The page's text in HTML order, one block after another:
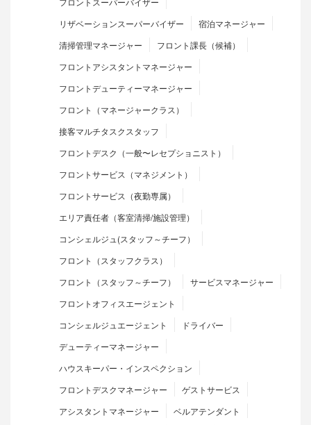
リザベーションスーパーバイザー
宿泊マネージャー
清掃管理マネージャー
フロント課長（候補）
フロントアシスタントマネージャー
フロントデューティーマネージャー
フロント（マネージャークラス）
接客マルチタスクスタッフ
フロントデスク（一般〜レセプショニスト）
フロントサービス（マネジメント）
フロントサービス（夜勤専属）
エリア責任者（客室清掃/施設管理）
コンシェルジュ(スタッフ～チーフ）
フロント（スタッフクラス）
フロント（スタッフ～チーフ）
サービスマネージャー
フロントオフィスエージェント
コンシェルジュエージェント
ドライバー
デューティーマネージャー
ハウスキーパー・インスペクション
フロントデスクマネージャー
ゲストサービス
アシスタントマネージャー
ベルアテンダント